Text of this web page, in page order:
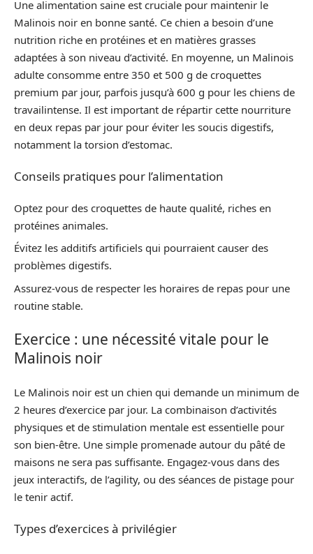
Une alimentation saine est cruciale pour maintenir le
Malinois noir en bonne santé. Ce chien a besoin d’une
nutrition riche en protéines et en matières grasses
adaptées à son niveau d’activité. En moyenne, un Malinois
adulte consomme entre 350 et 500 g de croquettes
premium par jour, parfois jusqu’à 600 g pour les chiens de
travailintense. Il est important de répartir cette nourriture
en deux repas par jour pour éviter les soucis digestifs,
notamment la torsion d’estomac.
Conseils pratiques pour l’alimentation
Optez pour des croquettes de haute qualité, riches en
protéines animales.
Évitez les additifs artificiels qui pourraient causer des
problèmes digestifs.
Assurez-vous de respecter les horaires de repas pour une
routine stable.
Exercice : une nécessité vitale pour le
Malinois noir
Le Malinois noir est un chien qui demande un minimum de
2 heures d’exercice par jour. La combinaison d’activités
physiques et de stimulation mentale est essentielle pour
son bien-être. Une simple promenade autour du pâté de
maisons ne sera pas suffisante. Engagez-vous dans des
jeux interactifs, de l’agility, ou des séances de pistage pour
le tenir actif.
Types d’exercices à privilégier